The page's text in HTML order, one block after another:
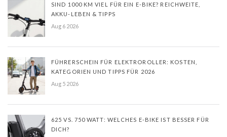
SIND 1000 KM VIEL FÜR EIN E-BIKE? REICHWEITE,
AKKU-LEBEN & TIPPS
Aug 6 2026
FÜHRERSCHEIN FÜR ELEKTROROLLER: KOSTEN,
KATEGORIEN UND TIPPS FÜR 2026
Aug 5 2026
625 VS. 750 WATT: WELCHES E-BIKE IST BESSER FÜR
DICH?